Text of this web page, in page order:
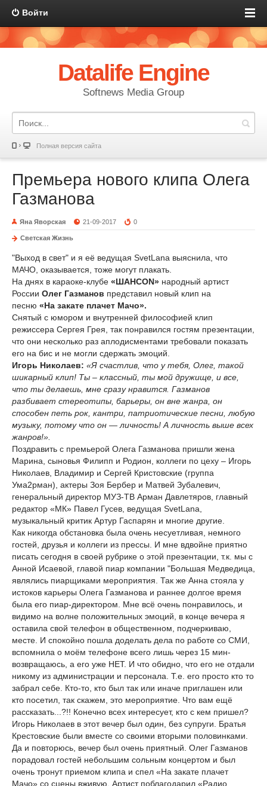
Войти
Datalife Engine
Softnews Media Group
Полная версия сайта
Премьера нового клипа Олега
Газманова
Яна Яворская 21-09-2017 0
Светская Жизнь
"Выход в свет" и я её ведущая SvetLana выяснила, что
МАЧО, оказывается, тоже могут плакать.
На днях в караоке-клубе «ШАНСON» народный артист
России Олег Газманов представил новый клип на
песню «На закате плачет Мачо».
Снятый с юмором и внутренней философией клип
режиссера Сергея Грея, так понравился гостям презентации,
что они несколько раз аплодисментами требовали показать
его на бис и не могли сдержать эмоций.
Игорь Николаев: «Я счастлив, что у тебя, Олег, такой
шикарный клип! Ты – классный, ты мой дружище, и все,
что ты делаешь, мне сразу нравится. Газманов
разбивает стереотипы, барьеры, он вне жанра, он
способен петь рок, кантри, патриотические песни, любую
музыку, потому что он — личность! А личность выше всех
жанров!».
Поздравить с премьерой Олега Газманова пришли жена
Марина, сыновья Филипп и Родион, коллеги по цеху – Игорь
Николаев, Владимир и Сергей Кристовские (группа
Ума2рман), актеры Зоя Бербер и Матвей Зубалевич,
генеральный директор МУЗ-ТВ Арман Давлетяров, главный
редактор «МК» Павел Гусев, ведущая SvetLana,
музыкальный критик Артур Гаспарян и многие другие.
Как никогда обстановка была очень несуетливая, немного
гостей, друзья и коллеги из прессы. И мне вдвойне приятно
писать сегодня в своей рубрике о этой презентации, т.к. мы с
Анной Исаевой, главой пиар компании "Большая Медведица,
являлись пиарщиками мероприятия. Так же Анна стояла у
истоков карьеры Олега Газманова и раннее долгое время
была его пиар-директором. Мне всё очень понравилось, и
видимо на волне положительных эмоций, в конце вечера я
оставила свой телефон в общественном, подчеркиваю,
месте. И спокойно пошла доделать дела по работе со СМИ,
вспомнила о моём телефоне всего лишь через 15 мин-
возвращаюсь, а его уже НЕТ. И что обидно, что его не отдали
никому из администрации и персонала. Т.е. его просто кто то
забрал себе. Кто-то, кто был так или иначе приглашен или
кто посетил, так скажем, это мероприятие. Что вам ещё
рассказать...?!! Конечно всех интересует, кто с кем пришел?
Игорь Николаев в этот вечер был один, без супруги. Братья
Крестовские были вместе со своими вторыми половинками.
Да и повторюсь, вечер был очень приятный. Олег Газманов
порадовал гостей небольшим сольным концертом и был
очень тронут приемом клипа и спел «На закате плачет
Мачо» со сцены вживую. Артист поблагодарил «Радио